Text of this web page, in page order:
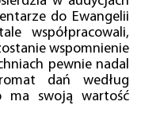
do Ewangelii
współpracowali,
wspomnienie
pewnie nadal
dań według
ma swoją wartość